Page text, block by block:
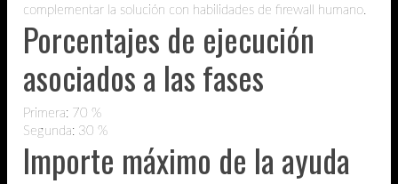
complementar la solución con habilidades de firewall humano.
Porcentajes de ejecución
asociados a las fases
Primera: 70 %
Segunda: 30 %
Importe máximo de la ayuda